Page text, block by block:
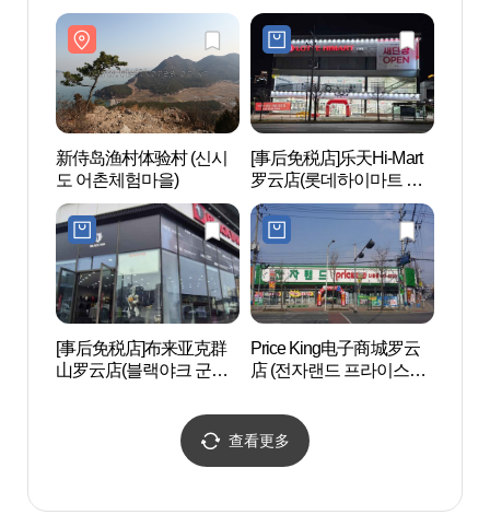
파국민관광지)
新侍岛渔村体验村 (신시
도 어촌체험마을)
[事后免税店]乐天Hi-Mart
罗云店(롯데하이마트 나
운점)
[事后免税店]布来亚克群
山罗云店(블랙야크 군산
Price King电子商城罗云
店 (전자랜드 프라이스킹
查看更多